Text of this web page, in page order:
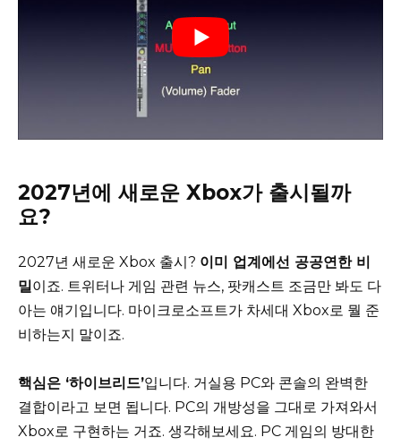
2027년에 새로운 Xbox가 출시될까
요?
2027년 새로운 Xbox 출시? 이미 업계에선 공공연한 비
밀이죠. 트위터나 게임 관련 뉴스, 팟캐스트 조금만 봐도 다
아는 얘기입니다. 마이크로소프트가 차세대 Xbox로 뭘 준
비하는지 말이죠.
핵심은 ‘하이브리드’입니다. 거실용 PC와 콘솔의 완벽한
결합이라고 보면 됩니다. PC의 개방성을 그대로 가져와서
Xbox로 구현하는 거죠. 생각해보세요. PC 게임의 방대한